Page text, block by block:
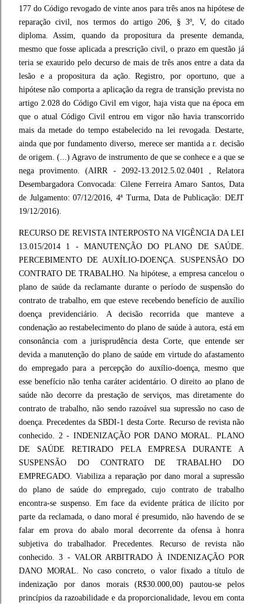
177 do Código revogado de vinte anos para três anos na hipótese de
reparação civil, nos termos do artigo 206, § 3º, V, do citado
diploma. Assim, quando da propositura da presente demanda,
mesmo que fosse aplicada a prescrição civil, o prazo em questão já
teria se exaurido pelo decurso de mais de três anos entre a data da
lesão e a propositura da ação. Registro, por oportuno, que a
hipótese não comporta a aplicação da regra de transição prevista no
artigo 2.028 do Código Civil em vigor, haja vista que na época em
que o atual Código Civil entrou em vigor não havia transcorrido
mais da metade do tempo estabelecido na lei revogada. Destarte,
ainda que por fundamento diverso, merece ser mantida a r. decisão
de origem. (...) Agravo de instrumento de que se conhece e a que se
nega provimento. (AIRR - 2092-13.2012.5.02.0401 , Relatora
Desembargadora Convocada: Cilene Ferreira Amaro Santos, Data
de Julgamento: 07/12/2016, 4ª Turma, Data de Publicação: DEJT
19/12/2016).
RECURSO DE REVISTA INTERPOSTO NA VIGÊNCIA DA LEI
13.015/2014 1 - MANUTENÇÃO DO PLANO DE SAÚDE.
PERCEBIMENTO DE AUXÍLIO-DOENÇA. SUSPENSÃO DO
CONTRATO DE TRABALHO. Na hipótese, a empresa cancelou o
plano de saúde da reclamante durante o período de suspensão do
contrato de trabalho, em que esteve recebendo benefício de auxílio
doença previdenciário. A decisão recorrida que manteve a
condenação ao restabelecimento do plano de saúde à autora, está em
consonância com a jurisprudência desta Corte, que entende ser
devida a manutenção do plano de saúde em virtude do afastamento
do empregado para a percepção do auxílio-doença, mesmo que
esse benefício não tenha caráter acidentário. O direito ao plano de
saúde não decorre da prestação de serviços, mas diretamente do
contrato de trabalho, não sendo razoável sua supressão no caso de
doença. Precedentes da SBDI-1 desta Corte. Recurso de revista não
conhecido. 2 - INDENIZAÇÃO POR DANO MORAL. PLANO
DE SAÚDE RETIRADO PELA EMPRESA DURANTE A
SUSPENSÃO DO CONTRATO DE TRABALHO DO
EMPREGADO. Viabiliza a reparação por dano moral a supressão
do plano de saúde do empregado, cujo contrato de trabalho
encontra-se suspenso. Em face da evidente prática de ilícito por
parte da reclamada, o dano moral é presumido, não havendo de se
falar em prova do abalo moral decorrente da ofensa à honra
subjetiva do trabalhador. Precedentes. Recurso de revista não
conhecido. 3 - VALOR ARBITRADO À INDENIZAÇÃO POR
DANO MORAL. No caso concreto, o valor fixado a título de
indenização por danos morais (R$30.000,00) pautou-se pelos
princípios da razoabilidade e da proporcionalidade, levou em conta